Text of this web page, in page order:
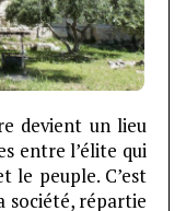
devient un lieu
entre l’élite qui
le peuple. C’est
société, répartie